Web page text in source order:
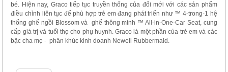
bé. Hiện nay, Graco tiếp tục truyền thống của đổi mới với các sản phẩm
điều chỉnh liên tục để phù hợp trẻ em đang phát triển như ™ 4-trong-1 hệ
thống ghế ngồi Blossom và ghế thông minh ™ All-in-One-Car Seat, cung
cấp giá trị và tuổi thọ cho phụ huynh. Graco là một phần của trẻ em và các
bậc cha mẹ - phân khúc kinh doanh Newell Rubbermaid.